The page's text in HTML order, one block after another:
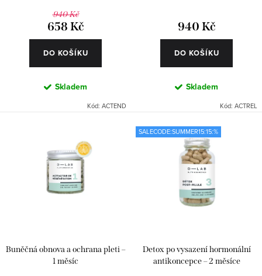
940 Kč
658 Kč
DO KOŠÍKU
Skladem
Kód: ACTEND
940 Kč
DO KOŠÍKU
Skladem
Kód: ACTREL
Buněčná obnova a ochrana pleti –
1 měsíc
SALECODE:SUMMER15:15:%
Detox po vysazení hormonální
antikoncepce – 2 měsíce